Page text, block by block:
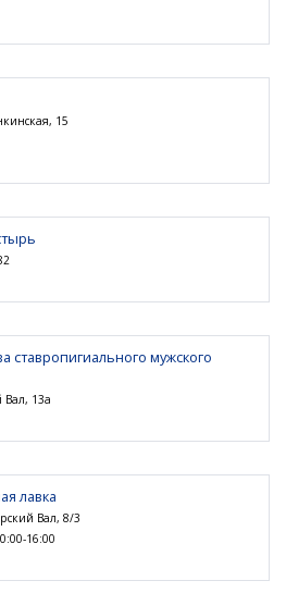
15
ставропигиального мужского
Вал, 13а
лавка
Вал, 8/3
16:00